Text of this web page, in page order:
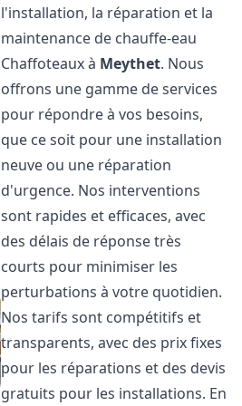
l'installation, la réparation et la
maintenance de chauffe-eau
Chaffoteaux à Meythet. Nous
offrons une gamme de services
pour répondre à vos besoins,
que ce soit pour une installation
neuve ou une réparation
d'urgence. Nos interventions
sont rapides et efficaces, avec
des délais de réponse très
courts pour minimiser les
perturbations à votre quotidien.
Nos tarifs sont compétitifs et
transparents, avec des prix fixes
pour les réparations et des devis
gratuits pour les installations. En